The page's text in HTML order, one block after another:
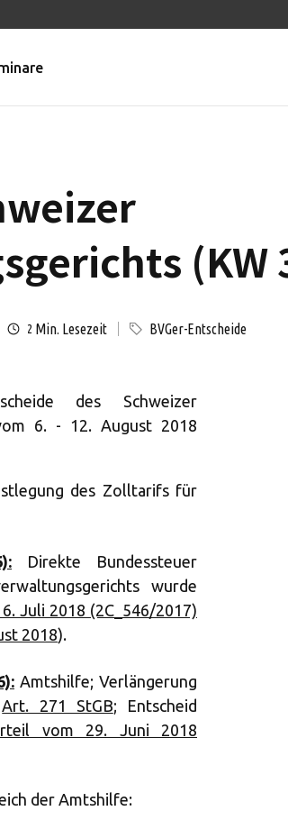
(KW
2 Min. Lesezeit BVGer-Entscheide
des Schweizer
6. - 12. August 2018
des Zolltarifs für
Direkte Bundessteuer
wurde
Juli 2018 (2C_546/2017)
2018).
Amtshilfe; Verlängerung
Art. 271 StGB; Entscheid
vom 29. Juni 2018
der Amtshilfe: